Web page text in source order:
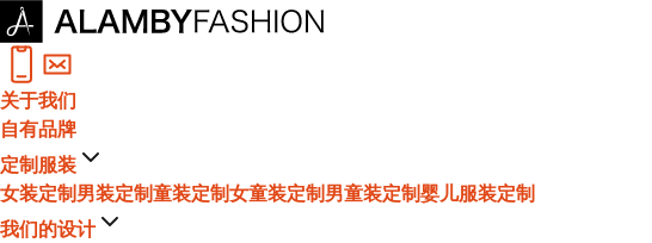
关于我们
自有品牌
定制服装
女装定制男装定制童装定制女童装定制男童装定制婴儿服装定制
我们的设计